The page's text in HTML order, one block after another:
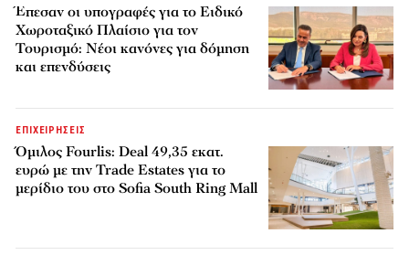
Έπεσαν οι υπογραφές για το Ειδικό
Χωροταξικό Πλαίσιο για τον
Τουρισμό: Νέοι κανόνες για δόμηση
και επενδύσεις
ΕΠΙΧΕΙΡΗΣΕΙΣ
Όμιλος Fourlis: Deal 49,35 εκατ.
ευρώ με την Trade Estates για το
μερίδιο του στο Sofia South Ring Mall